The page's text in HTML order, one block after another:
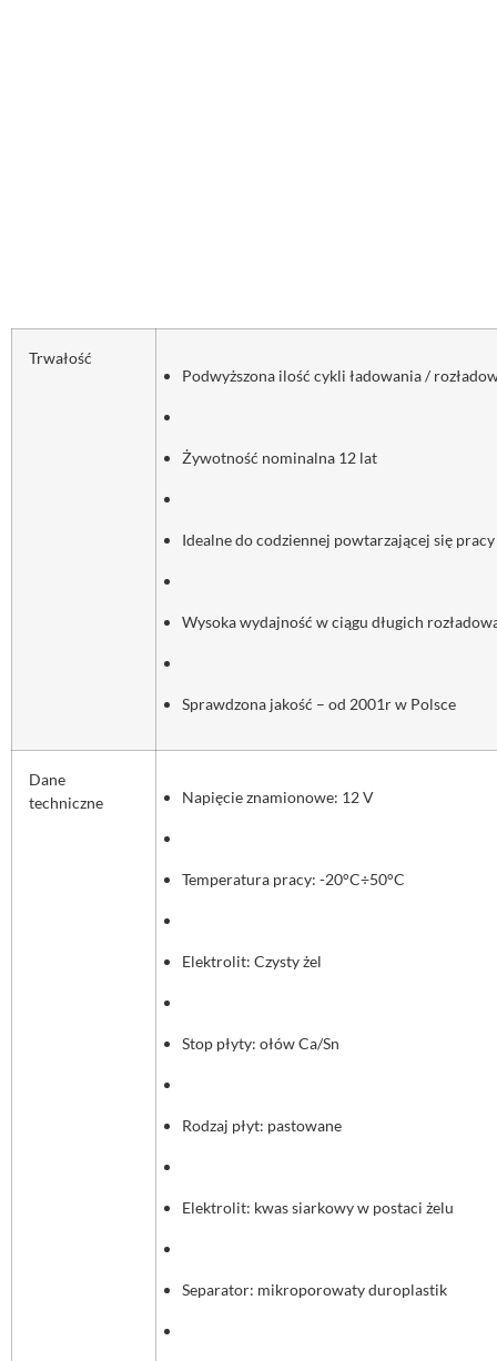
Trwałość
Podwyższona ilość cykli ładowania /
Żywotność nominalna 12 lat
Idealne do codziennej powtarzającej się
Wysoka wydajność w ciągu długich
Sprawdzona jakość – od 2001r w Polsce
Dane
techniczne
Napięcie znamionowe: 12 V
Temperatura pracy: -20°C÷50°C
Elektrolit: Czysty żel
Stop płyty: ołów Ca/Sn
Rodzaj płyt: pastowane
Elektrolit: kwas siarkowy w postaci żelu
Separator: mikroporowaty duroplastik